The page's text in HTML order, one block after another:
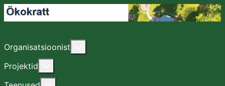
Organisatsioonist
Projektid